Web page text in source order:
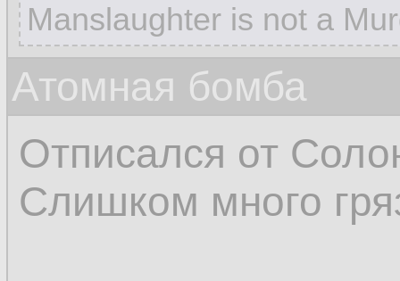
Manslaughter is not a
Атомная бомба
Отписался от
Слишком много